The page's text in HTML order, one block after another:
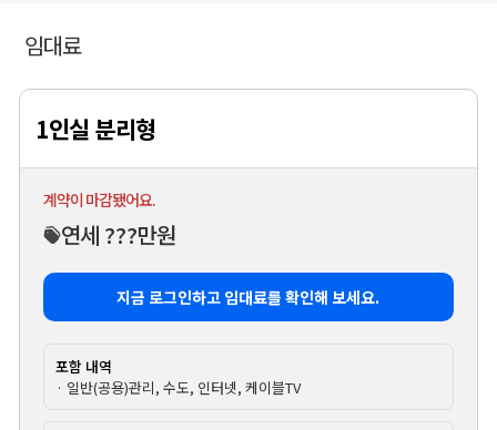
임대료
1인실 분리형
계약이 마감됐어요.
연세 ???만원
지금 로그인하고 임대료를 확인해 보세요.
포함 내역
· 일반(공용)관리, 수도, 인터넷, 케이블TV